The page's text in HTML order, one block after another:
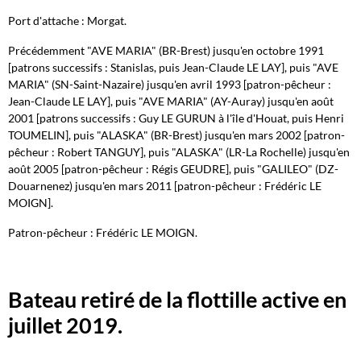
Port d'attache : Morgat.
Précédemment "AVE MARIA" (BR-Brest) jusqu'en octobre 1991
[patrons successifs : Stanislas, puis Jean-Claude LE LAY], puis "AVE
MARIA" (SN-Saint-Nazaire) jusqu'en avril 1993 [patron-pêcheur :
Jean-Claude LE LAY], puis "AVE MARIA" (AY-Auray) jusqu'en août
2001 [patrons successifs : Guy LE GURUN à l'île d'Houat, puis Henri
TOUMELIN], puis "ALASKA" (BR-Brest) jusqu'en mars 2002 [patron-
pêcheur : Robert TANGUY], puis "ALASKA" (LR-La Rochelle) jusqu'en
août 2005 [patron-pêcheur : Régis GEUDRE], puis "GALILEO" (DZ-
Douarnenez) jusqu'en mars 2011 [patron-pêcheur : Frédéric LE
MOIGN].
Patron-pêcheur : Frédéric LE MOIGN.
Bateau retiré de la flottille active en
juillet 2019.